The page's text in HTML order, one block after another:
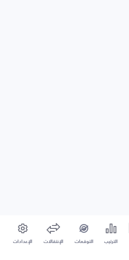
الترتيب التوقعات الإنتقالات الإعدادات